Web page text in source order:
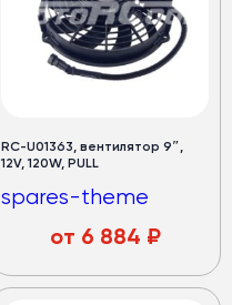
RC-U01363, вентилятор 9″,
12V, 120W, PULL
spares-theme
от 6 884 ₽